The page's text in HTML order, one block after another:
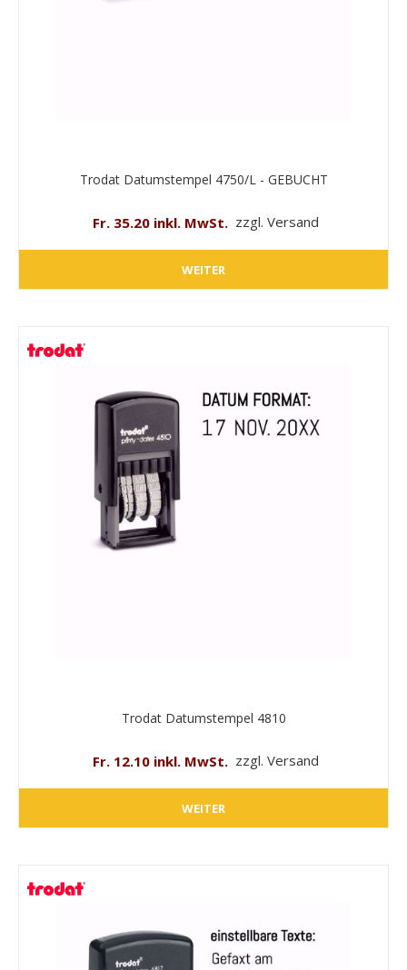
Trodat Datumstempel 4750/L - GEBUCHT
Fr. 35.20 inkl. MwSt. zzgl. Versand
WEITER
Trodat Datumstempel 4810
Fr. 12.10 inkl. MwSt. zzgl. Versand
WEITER